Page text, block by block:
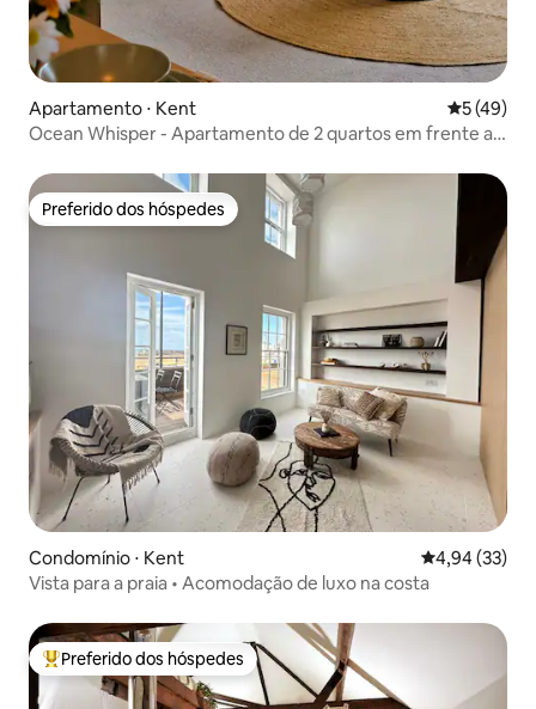
Apartamento ⋅ Kent 5 de uma
5 (49)
Ocean Whisper - Apartamento de 2 quartos em frente ao
Preferido dos hóspedes
Preferido dos hóspedes
Condomínio ⋅ Kent 4,94 de uma
4,94 (33)
Vista para a praia • Acomodação de luxo na costa
Entre os melhores preferidos dos hóspedes
Preferido dos hóspedes